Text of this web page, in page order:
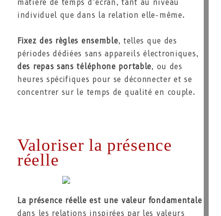
matière de temps d’écran, tant au niveau
individuel que dans la relation elle-même.
Fixez des règles ensemble, telles que des
périodes dédiées sans appareils électroniques,
des repas sans téléphone portable, ou des
heures spécifiques pour se déconnecter et se
concentrer sur le temps de qualité en couple.
Valoriser la présence
réelle
La présence réelle est une valeur fondamentale
dans les relations inspirées par les valeurs